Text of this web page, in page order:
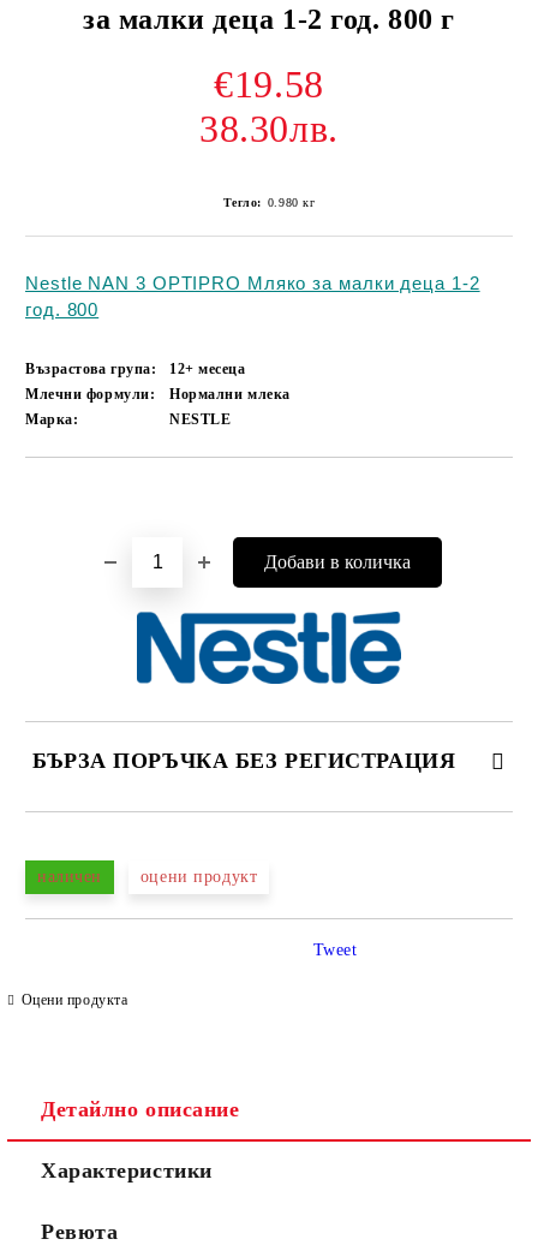
за малки деца 1-2 год. 800 г
€19.58
38.30лв.
Тегло: 0.980 кг
Nestle NAN 3 OPTIPRO Мляко за малки деца 1-2
год. 800
Възрастова група:
12+ месеца
Млечни формули:
Нормални млека
Марка:
NESTLE
БЪРЗА ПОРЪЧКА БЕЗ РЕГИСТРАЦИЯ
наличен оцени продукт
Оцени продукта
Tweet
Детайлно описание
Характеристики
Ревюта